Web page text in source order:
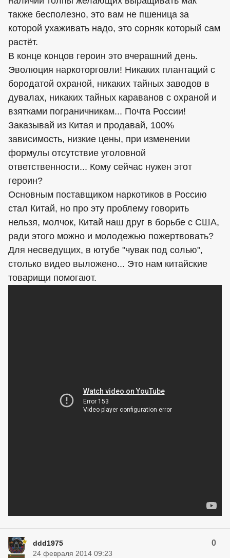
также бесполезно, это вам не пшеница за
которой ухаживать надо, это сорняк который сам
растёт.
В конце концов героин это вчерашний день.
Эволюция наркоторговли! Никаких плантаций с
бородатой охраной, никаких тайных заводов в
дувалах, никаких тайных караванов с охраной и
взятками пограничникам... Почта России!
Заказывай из Китая и продавай, 100%
зависимость, низкие цены, при изменении
формулы отсутствие уголовной
ответственности... Кому сейчас нужен этот
героин?
Основным поставщиком наркотиков в Россию
стал Китай, но про эту проблему говорить
нельзя, молчок, Китай наш друг в борьбе с США,
ради этого можно и молодежью пожертвовать?
Для несведущих, в ютубе "чувак под солью",
столько видео выложено... Это нам китайские
товарищи помогают.
ddd1975 0
24 февраля 2014 09:23